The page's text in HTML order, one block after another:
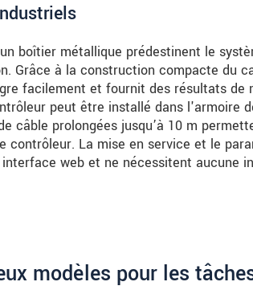
boîtier métallique prédestinent le
Grâce à la construction compacte du
facilement et fournit des résultats de
peut être installé dans l'armoire
câble prolongées jusqu’à 10 m
contrôleur. La mise en service et le
web et ne nécessitent aucune
modèles pour les